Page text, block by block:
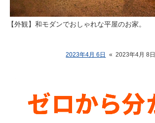
【外観】和モダンでおしゃれな平屋のお家。
2023年4月 6日 « 2023年4月 8日